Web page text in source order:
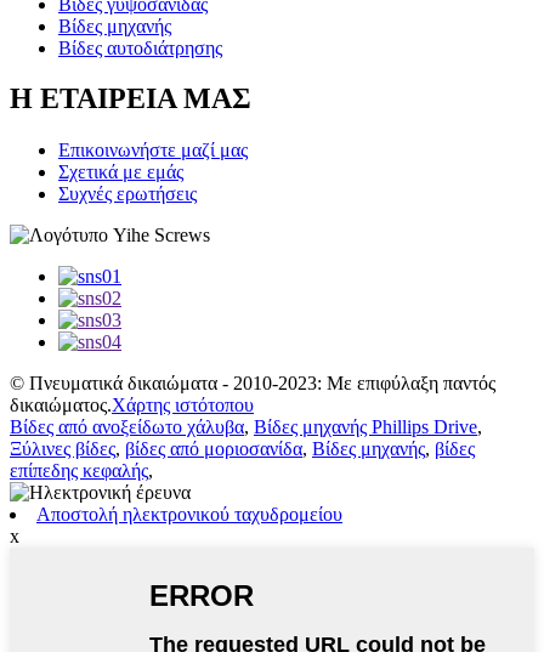
Βίδες μηχανής
Βίδες αυτοδιάτρησης
Η ΕΤΑΙΡΕΙΑ ΜΑΣ
Επικοινωνήστε μαζί μας
Σχετικά με εμάς
Συχνές ερωτήσεις
© Πνευματικά δικαιώματα - 2010-2023: Με επιφύλαξη παντός
δικαιώματος.Χάρτης ιστότοπου
Βίδες από ανοξείδωτο χάλυβα, Βίδες μηχανής Phillips Drive,
Ξύλινες βίδες, βίδες από μοριοσανίδα, Βίδες μηχανής, βίδες
επίπεδης κεφαλής,
Αποστολή ηλεκτρονικού ταχυδρομείου
x